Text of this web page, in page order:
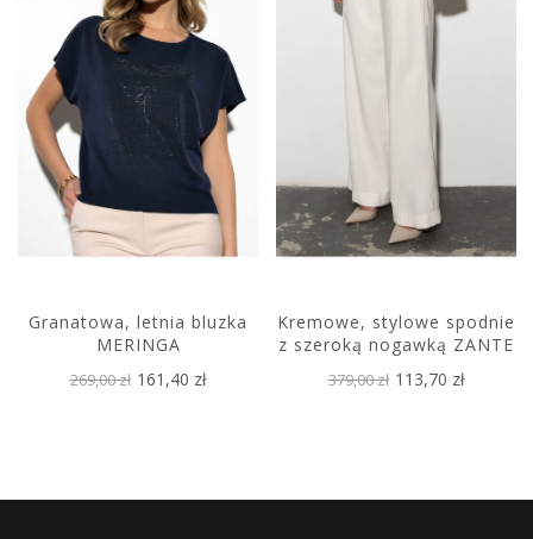
Granatowa, letnia bluzka
MERINGA
269,00 zł 161,40 zł
Kremowe, stylowe spodnie
z szeroką nogawką ZANTE
379,00 zł 113,70 zł